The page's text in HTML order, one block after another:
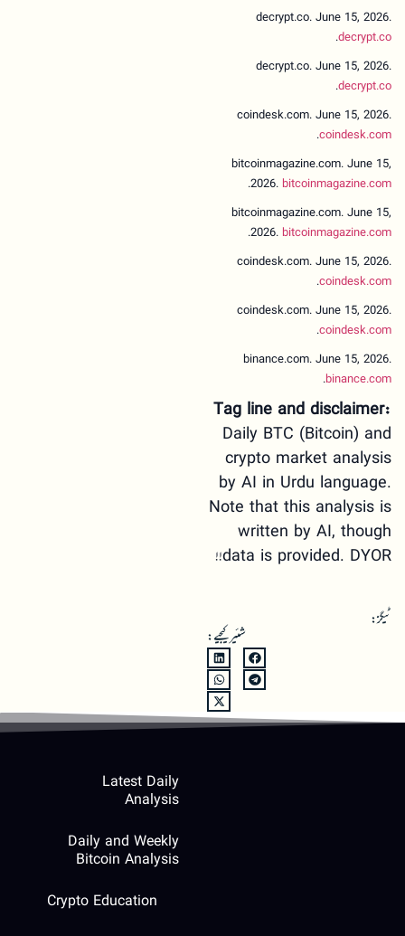
decrypt.co. June 15, 2026.
decrypt.co
.
decrypt.co. June 15, 2026.
decrypt.co
.
coindesk.com. June 15, 2026.
coindesk.com
.
bitcoinmagazine.com. June 15,
2026. bitcoinmagazine.com
.
bitcoinmagazine.com. June 15,
2026. bitcoinmagazine.com
.
coindesk.com. June 15, 2026.
coindesk.com
.
coindesk.com. June 15, 2026.
coindesk.com
.
binance.com. June 15, 2026.
binance.com
.
Tag line and disclaimer:
Daily BTC (Bitcoin) and
crypto market analysis
by AI in Urdu language.
Note that this analysis is
written by AI, though
data is provided. DYOR!!
ٹیگز:
شئیر کیجیے:
Latest Daily
Analysis
Daily and Weekly
Bitcoin Analysis
Crypto Education